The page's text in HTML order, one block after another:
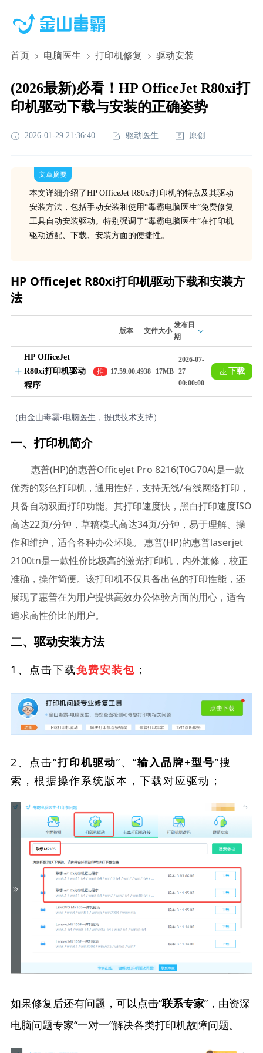
首页 电脑医生 打印机修复 驱动安装
(2026最新)必看！HP OfficeJet R80xi打
印机驱动下载与安装的正确姿势
2026-01-29 21:36:40 驱动医生 原创
文章摘要
本文详细介绍了HP OfficeJet R80xi打印机的特点及其驱动
安装方法，包括手动安装和使用“毒霸电脑医生”免费修复
工具自动安装驱动。特别强调了“毒霸电脑医生”在打印机
驱动适配、下载、安装方面的便捷性。
HP OfficeJet R80xi打印机驱动下载和安装方
法
版本 文件大小
发布日
期
HP OfficeJet
R80xi打印机驱动
程序
推
荐
17.59.00.4938 17MB
2026-07-
27
00:00:00
下载
（由金山毒霸-电脑医生，提供技术支持）
一、打印机简介
惠普(HP)的惠普OfficeJet Pro 8216(T0G70A)是一款
优秀的彩色打印机，通用性好，支持无线/有线网络打印，
具备自动双面打印功能。其打印速度快，黑白打印速度ISO
高达22页/分钟，草稿模式高达34页/分钟，易于理解、操
作和维护，适合各种办公环境。 惠普(HP)的惠普laserjet
2100tn是一款性价比极高的激光打印机，内外兼修，校正
准确，操作简便。该打印机不仅具备出色的打印性能，还
展现了惠普在为用户提供高效办公体验方面的用心，适合
追求高性价比的用户。
二、驱动安装方法
1、点击下载免费安装包 ；
2、点击“打印机驱动”、“输入品牌+型号”搜
索，根据操作系统版本，下载对应驱动；
如果修复后还有问题，可以点击“联系专家”，由资深
电脑问题专家“一对一”解决各类打印机故障问题。